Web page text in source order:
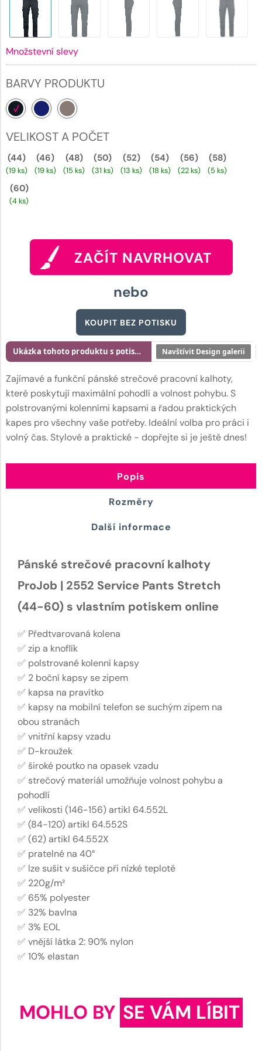
Množstevní slevy
BARVY PRODUKTU
VELIKOST A POČET
(44)
(19 ks)
(46)
(19 ks)
(48)
(15 ks)
(50)
(31 ks)
(52)
(13 ks)
(54)
(18 ks)
(56)
(22 ks)
(58)
(5 ks)
(60)
(4 ks)
ZAČÍT NAVRHOVAT
nebo
KOUPIT BEZ POTISKU
Zajímavé a funkční pánské strečové pracovní kalhoty,
které poskytují maximální pohodlí a volnost pohybu. S
polstrovanými kolenními kapsami a řadou praktických
kapes pro všechny vaše potřeby. Ideální volba pro práci i
volný čas. Stylové a praktické - dopřejte si je ještě dnes!
Ukázka tohoto produktu s potiskem Navštívit Design galerii
Popis
Rozměry
Další informace
Pánské strečové pracovní kalhoty
ProJob | 2552 Service Pants Stretch
(44-60) s vlastním potiskem online
✅ Předtvarovaná kolena
✅ zip a knoflík
✅ polstrované kolenní kapsy
✅ 2 boční kapsy se zipem
✅ kapsa na pravítko
✅ kapsy na mobilní telefon se suchým zipem na
obou stranách
✅ vnitřní kapsy vzadu
✅ D-kroužek
✅ široké poutko na opasek vzadu
✅ strečový materiál umožňuje volnost pohybu a
pohodlí
✅ velikosti (146-156) artikl 64.552L
✅ (84-120) artikl 64.552S
✅ (62) artikl 64.552X
✅ pratelné na 40°
✅ lze sušit v sušičce při nízké teplotě
✅ 220g/m²
✅ 65% polyester
✅ 32% bavlna
✅ 3% EOL
✅ vnější látka 2: 90% nylon
✅ 10% elastan
MOHLO BY SE VÁM LÍBIT